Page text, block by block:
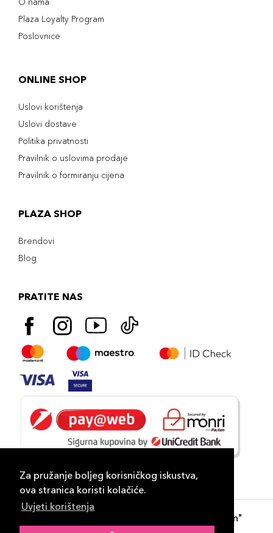
Za pružanje boljeg korisničkog iskustva,
ova stranica koristi kolačiće.
Uvjeti korištenja
Plaza Loyalty Program
Poslovnice
ONLINE SHOP
Uslovi korištenja
Uslovi dostave
Politika privatnosti
Pravilnik o uslovima prodaje
Pravilnik o formiranju cijena
PLAZA SHOP
Brendovi
Blog
PRATITE NAS
- "DP Lux Distribution"
d.o.o. Banja Luka